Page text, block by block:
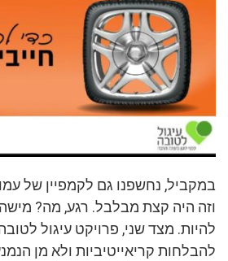
במקביל, נחשפנו גם לקמפיין של
וזה היה קצת מבלבל. רגע, מה?
להיות. מצד שני, פרויקט עיגול
להבלחות קריאייטיביות ולא מן